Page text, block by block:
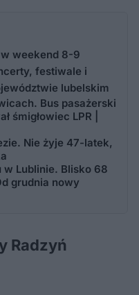
weekend 8-9
festiwale i
lubelskim
Bus pasażerski
śmigłowiec LPR |
Nie żyje 47-latek,
Lublinie. Blisko 68
grudnia nowy
Radzyń